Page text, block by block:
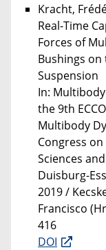
Kracht,
Real-Time
Forces of
Bushings on
Suspension
In:
the 9th
Multibody
Congress
Sciences
Duisburg-
2019 /
Francisco
416
DOI